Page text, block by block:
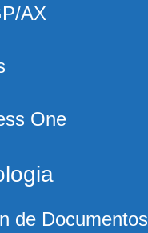
AX
One
de Documentos